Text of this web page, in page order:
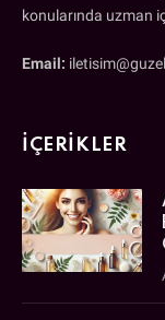
konularında uzman
Email:
İÇERIKLER